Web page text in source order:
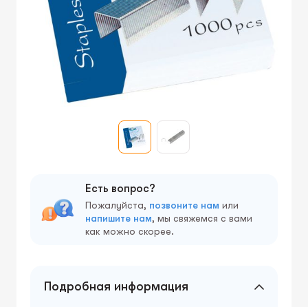
Есть вопрос?
Пожалуйста, позвоните нам или
напишите нам, мы свяжемся с вами
как можно скорее.
Подробная информация